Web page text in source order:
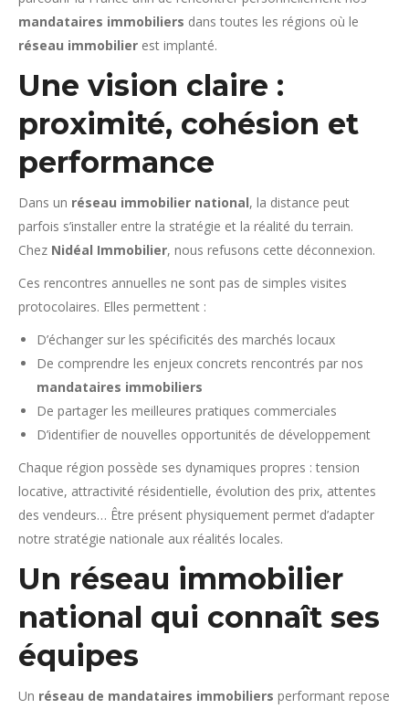
mandataires immobiliers dans toutes les régions où le
réseau immobilier est implanté.
Une vision claire :
proximité, cohésion et
performance
Dans un réseau immobilier national, la distance peut
parfois s’installer entre la stratégie et la réalité du terrain.
Chez Nidéal Immobilier, nous refusons cette déconnexion.
Ces rencontres annuelles ne sont pas de simples visites
protocolaires. Elles permettent :
D’échanger sur les spécificités des marchés locaux
De comprendre les enjeux concrets rencontrés par nos
mandataires immobiliers
De partager les meilleures pratiques commerciales
D’identifier de nouvelles opportunités de développement
Chaque région possède ses dynamiques propres : tension
locative, attractivité résidentielle, évolution des prix, attentes
des vendeurs… Être présent physiquement permet d’adapter
notre stratégie nationale aux réalités locales.
Un réseau immobilier
national qui connaît ses
équipes
Un réseau de mandataires immobiliers performant repose